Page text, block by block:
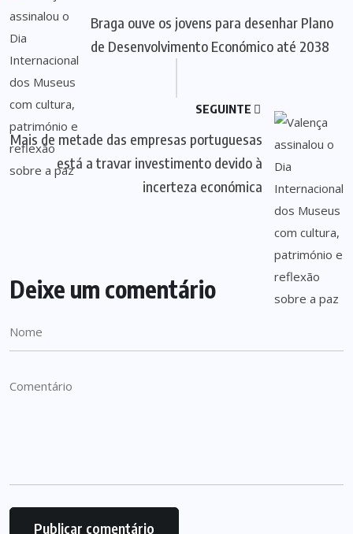
Braga ouve os jovens para desenhar Plano
de Desenvolvimento Económico até 2038
SEGUINTE
Mais de metade das empresas portuguesas
está a travar investimento devido à
incerteza económica
Deixe um comentário